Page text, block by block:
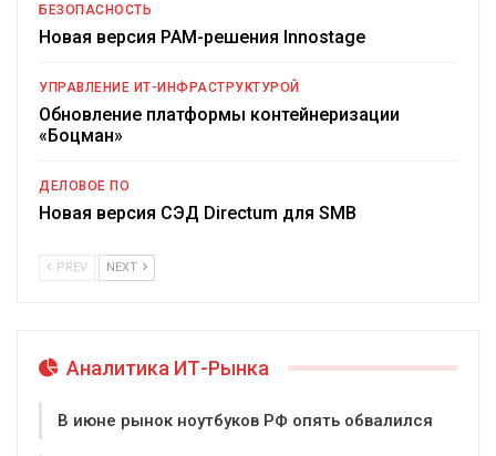
БЕЗОПАСНОСТЬ
Новая версия PAM-решения Innostage
УПРАВЛЕНИЕ ИТ-ИНФРАСТРУКТУРОЙ
Обновление платформы контейнеризации
«Боцман»
ДЕЛОВОЕ ПО
Новая версия СЭД Directum для SMB
PREV NEXT
Аналитика ИТ-Рынка
В июне рынок ноутбуков РФ опять обвалился